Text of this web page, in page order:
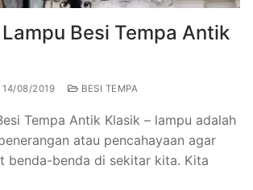
Besi Tempa Antik
14/08/2019 BESI TEMPA
Tempa Antik Klasik – lampu adalah
atau pencahayaan agar
benda-benda di sekitar kita. Kita